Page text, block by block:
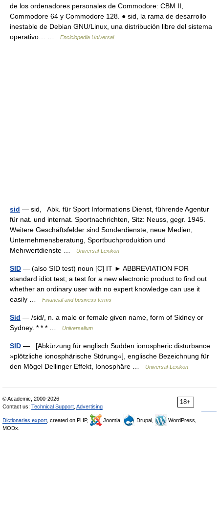
de los ordenadores personales de Commodore: CBM II,
Commodore 64 y Commodore 128. ● sid, la rama de desarrollo
inestable de Debian GNU/Linux, una distribución libre del sistema
operativo… …
Enciclopedia Universal
sid — sid, Abk. für Sport Informations Dienst, führende Agentur
für nat. und internat. Sportnachrichten, Sitz: Neuss, gegr. 1945.
Weitere Geschäftsfelder sind Sonderdienste, neue Medien,
Unternehmensberatung, Sportbuchproduktion und
Mehrwertdienste …
Universal-Lexikon
SID — (also SID test) noun [C] IT ► ABBREVIATION FOR
standard idiot test; a test for a new electronic product to find out
whether an ordinary user with no expert knowledge can use it
easily …
Financial and business terms
Sid — /sid/, n. a male or female given name, form of Sidney or
Sydney. * * * …
Universalium
SID — [Abkürzung für englisch Sudden ionospheric disturbance
»plötzliche ionosphärische Störung«], englische Bezeichnung für
den Mögel Dellinger Effekt, Ionosphäre …
Universal-Lexikon
18+
© Academic, 2000-2026
Contact us: Technical Support Advertising
Dictionaries export , created on PHP, Joomla, Drupal,
WordPress,
MODx.